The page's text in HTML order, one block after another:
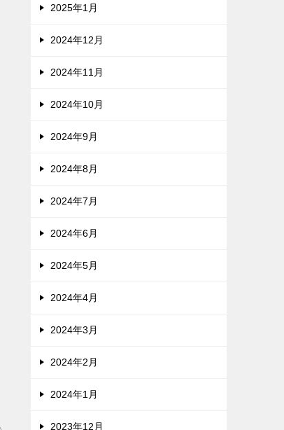
2025年1月
2024年12月
2024年11月
2024年10月
2024年9月
2024年8月
2024年7月
2024年6月
2024年5月
2024年4月
2024年3月
2024年2月
2024年1月
2023年12月